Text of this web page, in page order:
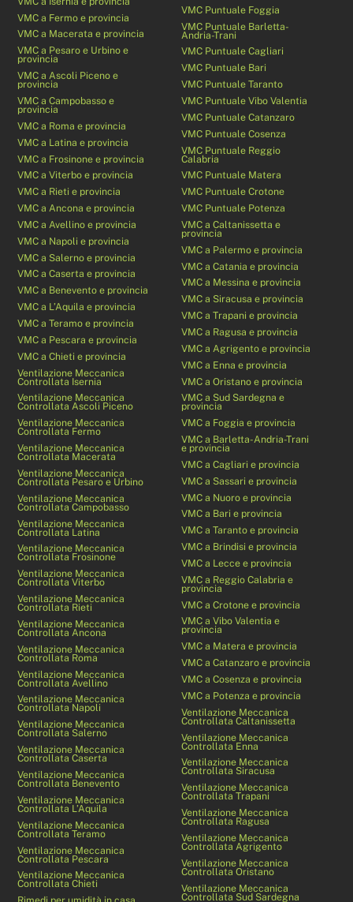
VMC a Fermo e provincia
VMC a Macerata e provincia
VMC a Pesaro e Urbino e
provincia
VMC a Ascoli Piceno e
provincia
VMC a Campobasso e
provincia
VMC a Roma e provincia
VMC a Latina e provincia
VMC a Frosinone e provincia
VMC a Viterbo e provincia
VMC a Rieti e provincia
VMC a Ancona e provincia
VMC a Avellino e provincia
VMC a Napoli e provincia
VMC a Salerno e provincia
VMC a Caserta e provincia
VMC a Benevento e provincia
VMC a L’Aquila e provincia
VMC a Teramo e provincia
VMC a Pescara e provincia
VMC a Chieti e provincia
Ventilazione Meccanica
Controllata Isernia
Ventilazione Meccanica
Controllata Ascoli Piceno
Ventilazione Meccanica
Controllata Fermo
Ventilazione Meccanica
Controllata Macerata
Ventilazione Meccanica
Controllata Pesaro e Urbino
Ventilazione Meccanica
Controllata Campobasso
Ventilazione Meccanica
Controllata Latina
Ventilazione Meccanica
Controllata Frosinone
Ventilazione Meccanica
Controllata Viterbo
Ventilazione Meccanica
Controllata Rieti
Ventilazione Meccanica
Controllata Ancona
Ventilazione Meccanica
Controllata Roma
Ventilazione Meccanica
Controllata Avellino
Ventilazione Meccanica
Controllata Napoli
Ventilazione Meccanica
Controllata Salerno
Ventilazione Meccanica
Controllata Caserta
Ventilazione Meccanica
Controllata Benevento
Ventilazione Meccanica
Controllata L’Aquila
Ventilazione Meccanica
Controllata Teramo
Ventilazione Meccanica
Controllata Pescara
Ventilazione Meccanica
Controllata Chieti
VMC Puntuale Foggia
VMC Puntuale Barletta-
Andria-Trani
VMC Puntuale Cagliari
VMC Puntuale Bari
VMC Puntuale Taranto
VMC Puntuale Vibo Valentia
VMC Puntuale Catanzaro
VMC Puntuale Cosenza
VMC Puntuale Reggio
Calabria
VMC Puntuale Matera
VMC Puntuale Crotone
VMC Puntuale Potenza
VMC a Caltanissetta e
provincia
VMC a Palermo e provincia
VMC a Catania e provincia
VMC a Messina e provincia
VMC a Siracusa e provincia
VMC a Trapani e provincia
VMC a Ragusa e provincia
VMC a Agrigento e provincia
VMC a Enna e provincia
VMC a Oristano e provincia
VMC a Sud Sardegna e
provincia
VMC a Foggia e provincia
VMC a Barletta-Andria-Trani
e provincia
VMC a Cagliari e provincia
VMC a Sassari e provincia
VMC a Nuoro e provincia
VMC a Bari e provincia
VMC a Taranto e provincia
VMC a Brindisi e provincia
VMC a Lecce e provincia
VMC a Reggio Calabria e
provincia
VMC a Crotone e provincia
VMC a Vibo Valentia e
provincia
VMC a Matera e provincia
VMC a Catanzaro e provincia
VMC a Cosenza e provincia
VMC a Potenza e provincia
Ventilazione Meccanica
Controllata Caltanissetta
Ventilazione Meccanica
Controllata Enna
Ventilazione Meccanica
Controllata Siracusa
Ventilazione Meccanica
Controllata Trapani
Ventilazione Meccanica
Controllata Ragusa
Ventilazione Meccanica
Controllata Agrigento
Ventilazione Meccanica
Controllata Oristano
Ventilazione Meccanica
Controllata Sud Sardegna